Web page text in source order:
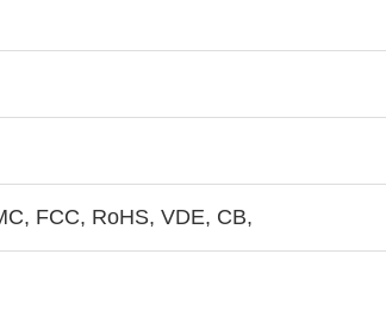
FCC, RoHS, VDE, CB,